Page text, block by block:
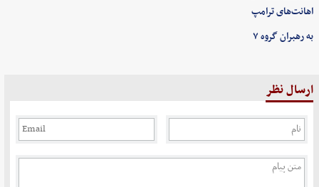
اهانت‌های ترامپ
به رهبران گروه ۷
ارسال نظر